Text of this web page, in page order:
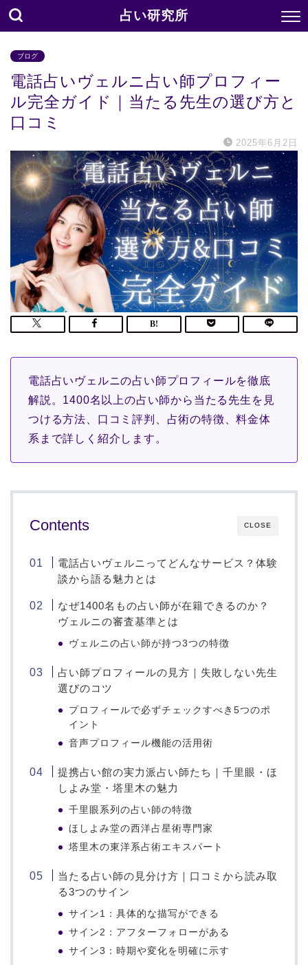
占い研究所
ブログ
電話占いヴェルニ占い師プロフィー
ル完全ガイド｜当たる先生の選び方と
口コミ
2025年6月2日
電話占いヴェルニの占い師プロフィールを徹底
解説。1400名以上の占い師から当たる先生を見
つける方法、口コミ評判、占術の特徴、料金体
系まで詳しく紹介します。
CLOSE
Contents
電話占いヴェルニってどんなサービス？体験
談から語る魅力とは
なぜ1400名もの占い師が在籍できるのか？
ヴェルニの審査基準とは
ヴェルニの占い師が持つ3つの特徴
占い師プロフィールの見方｜失敗しない先生
選びのコツ
プロフィールで必ずチェックすべき5つのポ
イント
音声プロフィール機能の活用術
提携占い館の実力派占い師たち｜千里眼・ほ
しよみ堂・塔里木の魅力
千里眼系列の占い師の特徴
ほしよみ堂の西洋占星術専門家
塔里木の東洋系占術エキスパート
当たる占い師の見分け方｜口コミから読み取
る3つのサイン
サイン1：具体的な描写ができる
サイン2：アフターフォローがある
サイン3：時期や変化を明確に示す